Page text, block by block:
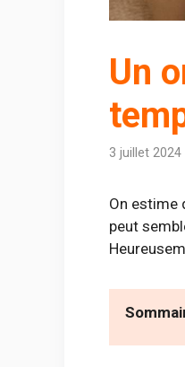
Un
3 juillet 2024
On estime
peut